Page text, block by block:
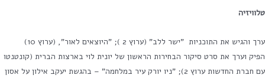
טלוויזיה
ערך והגיש את התוכניות "ישר ללב" (ערוץ 2 ); "היוצאים לאור", (ערוץ 10)
הפיק וערך את סרט סיקור הבחירות הראשון של יונית לוי בארצות הברית (קונטנטו
עם חברת החדשות ערוץ 2); "ניו יורק עיר במלחמה" – בהגשת יעקב אילון על אסון